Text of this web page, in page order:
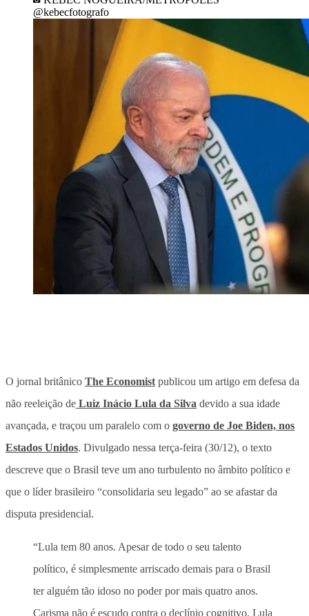
@kebecfotografo
O jornal britânico The Economist publicou um artigo em defesa da
não reeleição de Luiz Inácio Lula da Silva devido a sua idade
avançada, e traçou um paralelo com o governo de Joe Biden, nos
Estados Unidos. Divulgado nessa terça-feira (30/12), o texto
descreve que o Brasil teve um ano turbulento no âmbito político e
que o líder brasileiro “consolidaria seu legado” ao se afastar da
disputa presidencial.
“Lula tem 80 anos. Apesar de todo o seu talento
político, é simplesmente arriscado demais para o Brasil
ter alguém tão idoso no poder por mais quatro anos.
Carisma não é escudo contra o declínio cognitivo. Lula